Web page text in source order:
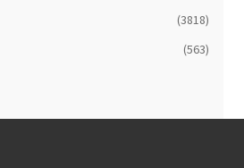
(3818)
(563)